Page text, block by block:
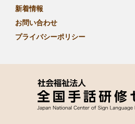
新着情報
お問い合わせ
プライバシーポリシー